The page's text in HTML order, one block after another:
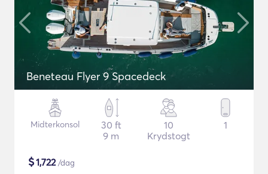
Beneteau Flyer 9 Spacedeck
Midterkonsol
30 ft
9 m
10
Krydstogt
1
$1,722/dag